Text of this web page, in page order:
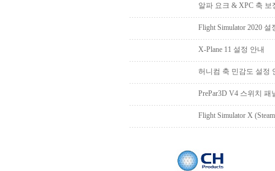
알파 요크 & XPC 축 보
Flight Simulator 2020 설
X-Plane 11 설정 안내
허니컴 축 민감도 설정
PrePar3D V4 스위치 패
Flight Simulator X